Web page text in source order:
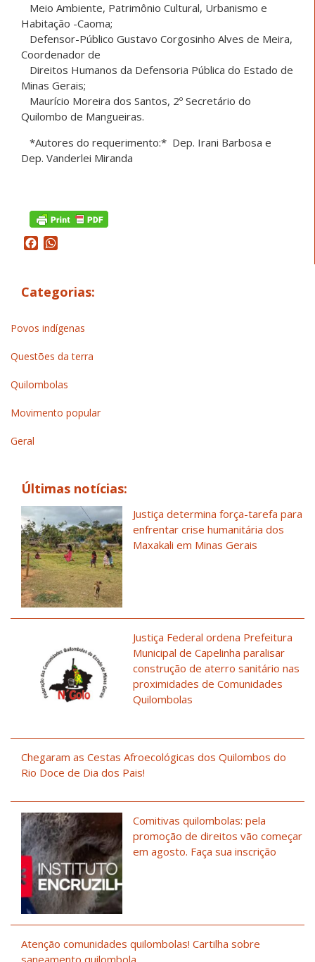
Meio Ambiente, Patrimônio Cultural, Urbanismo e
Habitação -Caoma;
Defensor-Público Gustavo Corgosinho Alves de Meira,
Coordenador de
Direitos Humanos da Defensoria Pública do Estado de
Minas Gerais;
Maurício Moreira dos Santos, 2º Secretário do
Quilombo de Mangueiras.
*Autores do requerimento:* Dep. Irani Barbosa e
Dep. Vanderlei Miranda
Facebook
Categorias:
Povos indígenas
Questões da terra
Quilombolas
Movimento popular
Geral
Últimas notícias:
Justiça determina força-tarefa para
enfrentar crise humanitária dos
Maxakali em Minas Gerais
Justiça Federal ordena Prefeitura
Municipal de Capelinha paralisar
construção de aterro sanitário nas
proximidades de Comunidades
Quilombolas
Chegaram as Cestas Afroecológicas dos Quilombos do
Rio Doce de Dia dos Pais!
Comitivas quilombolas: pela
promoção de direitos vão começar
em agosto. Faça sua inscrição
Atenção comunidades quilombolas! Cartilha sobre
saneamento quilombola